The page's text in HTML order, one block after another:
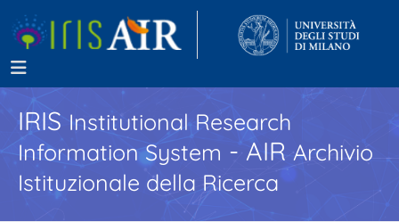
IRISInstitutional Research
Information System - AIR Archivio
Istituzionale della Ricerca